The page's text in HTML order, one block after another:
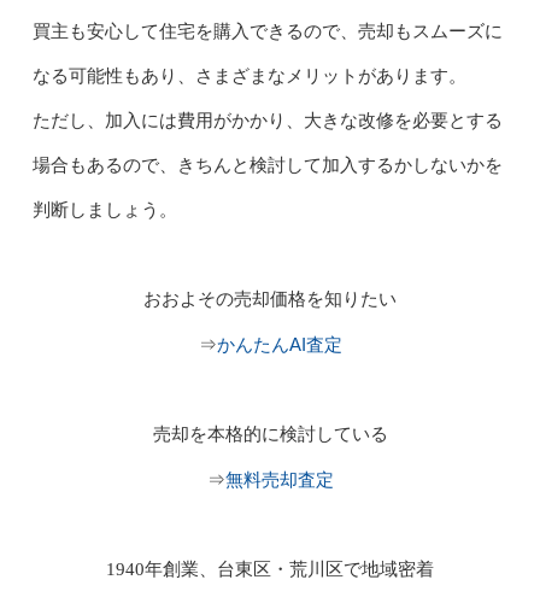
買主も安心して住宅を購入できるので、売却もスムーズに
なる可能性もあり、さまざまなメリットがあります。
ただし、加入には費用がかかり、大きな改修を必要とする
場合もあるので、きちんと検討して加入するかしないかを
判断しましょう。
おおよその売却価格を知りたい
⇒かんたんAI査定
売却を本格的に検討している
⇒無料売却査定
1940年創業、台東区・荒川区で地域密着